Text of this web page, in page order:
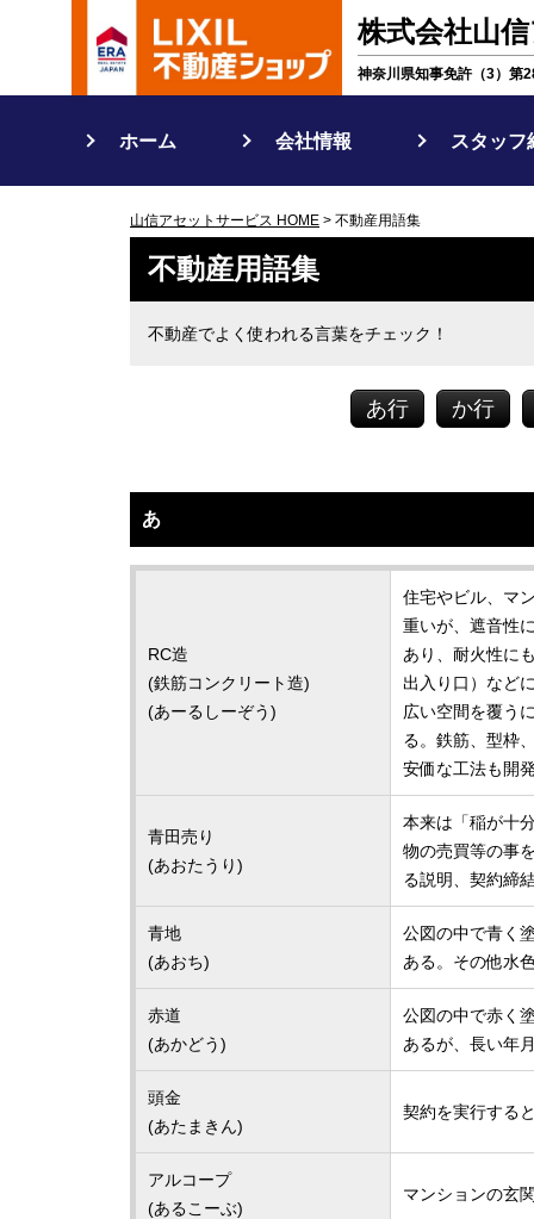
株式会社山
神奈川県知事免許（3）第
ホーム 会社情報 スタッフ
山信アセットサービス HOME > 不動産用語集
不動産用語集
不動産でよく使われる言葉をチェック！
あ行 か行
あ
RC造
(鉄筋コンクリート造)
(あーるしーぞう)
住宅やビル、マ
重いが、遮音性
あり、耐火性に
出入り口）など
広い空間を覆う
る。鉄筋、型枠
安価な工法も開
青田売り
(あおたうり)
本来は「稲が十
物の売買等の事
る説明、契約締
青地
(あおち)
公図の中で青く
ある。その他水
赤道
(あかどう)
公図の中で赤く
あるが、長い年
頭金
(あたまきん)
契約を実行する
アルコープ
(あるこーぶ)
マンションの玄